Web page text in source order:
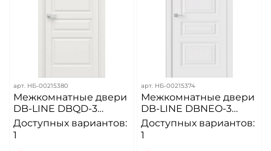
арт. НБ-00215380
Межкомнатные двери
DB-LINE DBQD-3
Эмлайн аляска
Доступных вариантов:
1
арт. НБ-00215374
Межкомнатные двери
DB-LINE DBNEO-3
Белая эмаль
Доступных вариантов:
1